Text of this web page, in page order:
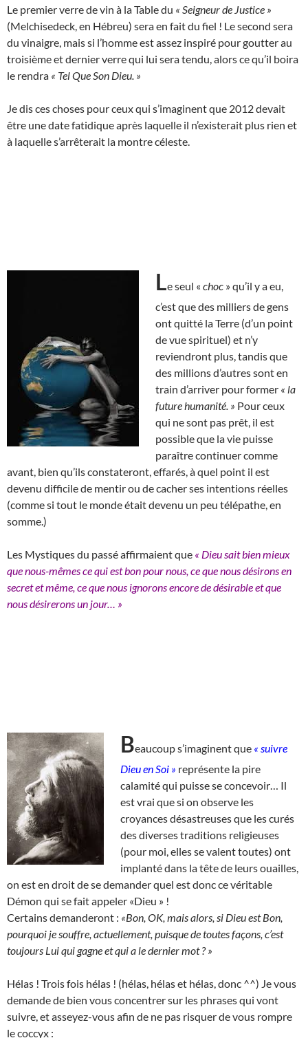
Le premier verre de vin à la Table du « Seigneur de Justice »
(Melchisedeck, en Hébreu) sera en fait du fiel ! Le second sera
du vinaigre, mais si l’homme est assez inspiré pour goutter au
troisième et dernier verre qui lui sera tendu, alors ce qu’il boira
le rendra « Tel Que Son Dieu. »
Je dis ces choses pour ceux qui s’imaginent que 2012 devait
être une date fatidique après laquelle il n’existerait plus rien et
à laquelle s’arrêterait la montre céleste.
Le seul « choc » qu’il y a eu,
c’est que des milliers de gens
ont quitté la Terre (d’un point
de vue spirituel) et n’y
reviendront plus, tandis que
des millions d’autres sont en
train d’arriver pour former « la
future humanité. » Pour ceux
qui ne sont pas prêt, il est
possible que la vie puisse
paraître continuer comme
avant, bien qu’ils constateront, effarés, à quel point il est
devenu difficile de mentir ou de cacher ses intentions réelles
(comme si tout le monde était devenu un peu télépathe, en
somme.)
Les Mystiques du passé affirmaient que « Dieu sait bien mieux
que nous-mêmes ce qui est bon pour nous, ce que nous désirons en
secret et même, ce que nous ignorons encore de désirable et que
nous désirerons un jour… »
Beaucoup s’imaginent que « suivre
Dieu en Soi » représente la pire
calamité qui puisse se concevoir… Il
est vrai que si on observe les
croyances désastreuses que les curés
des diverses traditions religieuses
(pour moi, elles se valent toutes) ont
implanté dans la tête de leurs ouailles,
on est en droit de se demander quel est donc ce véritable
Démon qui se fait appeler «Dieu » !
Certains demanderont : «Bon, OK, mais alors, si Dieu est Bon,
pourquoi je souffre, actuellement, puisque de toutes façons, c’est
toujours Lui qui gagne et qui a le dernier mot ? »
Hélas ! Trois fois hélas ! (hélas, hélas et hélas, donc ^^) Je vous
demande de bien vous concentrer sur les phrases qui vont
suivre, et asseyez-vous afin de ne pas risquer de vous rompre
le coccyx :